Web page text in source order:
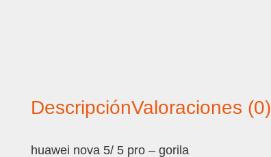
DescripciónValoraciones (0)
huawei nova 5/ 5 pro – gorila